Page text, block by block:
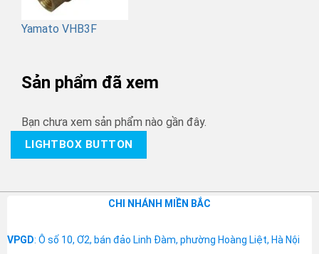
Yamato VHB3F
Sản phẩm đã xem
Bạn chưa xem sản phẩm nào gần đây.
LIGHTBOX BUTTON
CHI NHÁNH MIỀN BẮC
VPGD: Ô số 10, Ơ2, bán đảo Linh Đàm, phường Hoàng Liệt, Hà Nội